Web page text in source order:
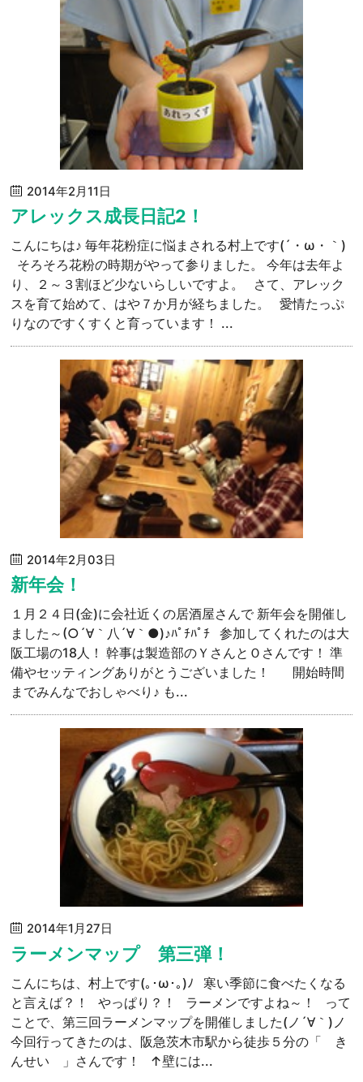
2014年2月11日
アレックス成長日記2！
こんにちは♪ 毎年花粉症に悩まされる村上です(´・ω・｀)
そろそろ花粉の時期がやって参りました。 今年は去年よ
り、２～３割ほど少ないらしいですよ。 さて、アレック
スを育て始めて、はや７か月が経ちました。 愛情たっぷ
りなのですくすくと育っています！ ...
2014年2月03日
新年会！
１月２４日(金)に会社近くの居酒屋さんで 新年会を開催し
ました～(○´∀｀八´∀｀●)♪ﾊﾟﾁﾊﾟﾁ 参加してくれたのは大
阪工場の18人！ 幹事は製造部のＹさんとＯさんです！ 準
備やセッティングありがとうございました！ 開始時間
までみんなでおしゃべり♪ も...
2014年1月27日
ラーメンマップ 第三弾！
こんにちは、村上です(｡･ω･｡)ﾉ 寒い季節に食べたくなる
と言えば？！ やっぱり？！ ラーメンですよね～！ って
ことで、第三回ラーメンマップを開催しました(ノ´∀｀)ノ
今回行ってきたのは、阪急茨木市駅から徒歩５分の「 き
んせい 」さんです！ ↑壁には...